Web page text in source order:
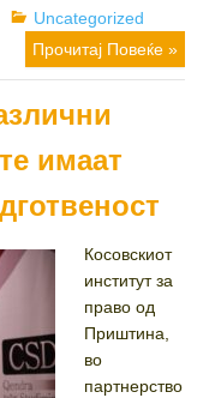
Categories
Uncategorized
Прочитај Повеќе »
имаат
Косовскиот
институт за
право од
Приштина,
во
партнерство